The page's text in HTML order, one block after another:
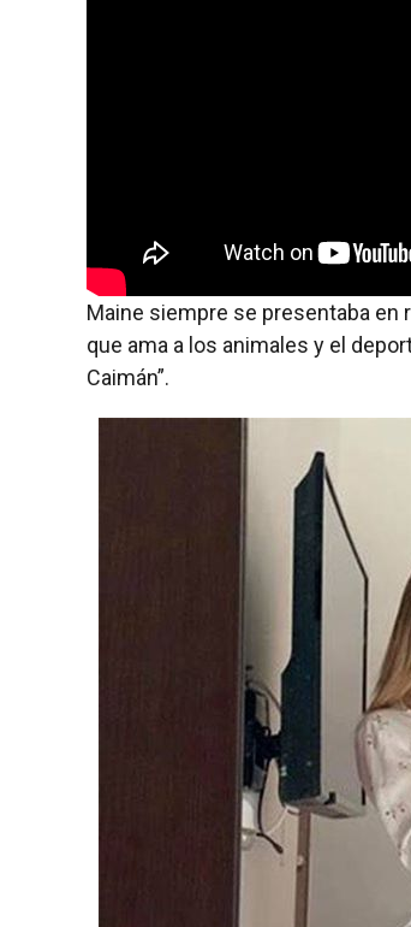
Maine siempre se presentaba
que ama a los animales y el
Caimán”.